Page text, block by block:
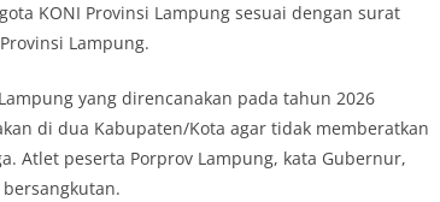
KONI Provinsi Lampung sesuai dengan surat
Lampung.
yang direncanakan pada tahun 2026
di dua Kabupaten/Kota agar tidak memberatkan
Atlet peserta Porprov Lampung, kata Gubernur,